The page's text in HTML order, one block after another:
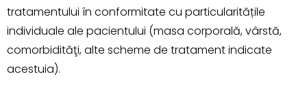
tratamentului în conformitate cu particularitățile
individuale ale pacientului (masa corporală, vârstă,
comorbidităţi, alte scheme de tratament indicate
acestuia).